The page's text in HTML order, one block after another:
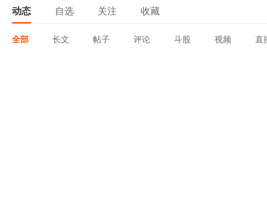
动态 自选 关注 收藏
全部 长文 帖子 评论 斗股 视频 直